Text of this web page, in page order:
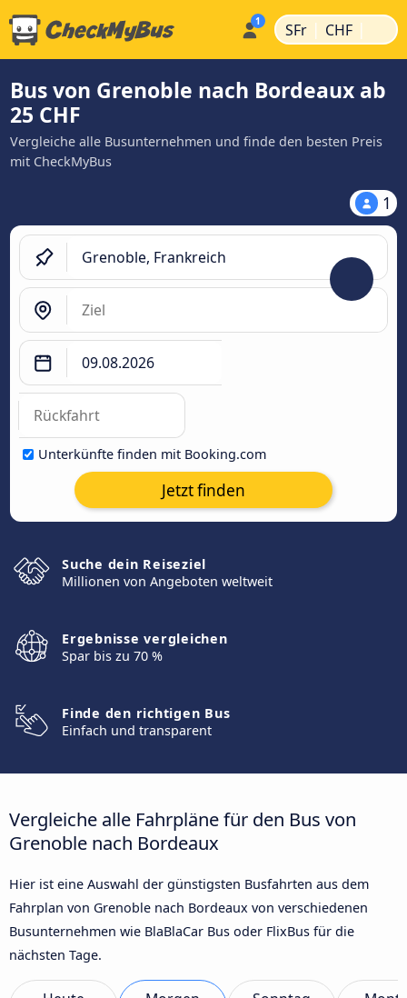
SFr | CHF |
Bus von Grenoble nach Bordeaux ab
25 CHF
Vergleiche alle Busunternehmen und finde den besten Preis
mit CheckMyBus
1
Unterkünfte finden mit Booking.com
Jetzt finden
Suche dein Reiseziel
Millionen von Angeboten weltweit
Ergebnisse vergleichen
Spar bis zu 70 %
Finde den richtigen Bus
Einfach und transparent
Vergleiche alle Fahrpläne für den Bus von
Grenoble nach Bordeaux
Hier ist eine Auswahl der günstigsten Busfahrten aus dem
Fahrplan von Grenoble nach Bordeaux von verschiedenen
Busunternehmen wie BlaBlaCar Bus oder FlixBus für die
nächsten Tage.